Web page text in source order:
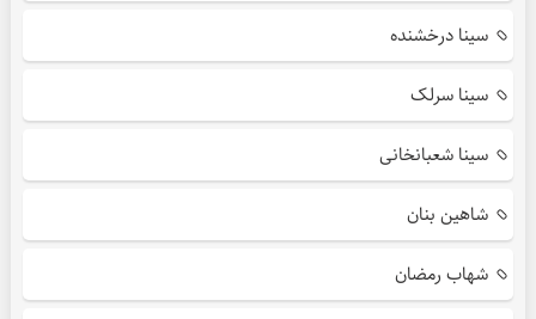
سینا درخشنده
سینا سرلک
سینا شعبانخانی
شاهین بنان
شهاب رمضان